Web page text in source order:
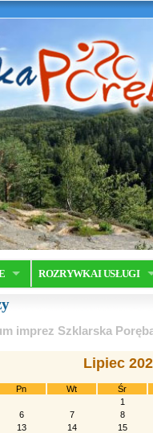
ROZRYWKA I USŁUGI
imprez Szklarska
Lipiec
Pn Wt
Śr
1
6 7
8
13 14
15